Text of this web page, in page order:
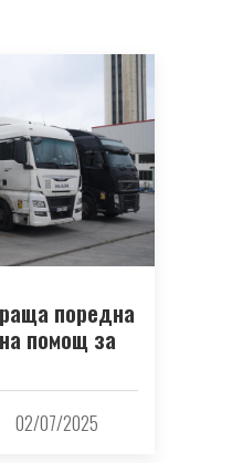
поредна
помощ за
02/07/2025